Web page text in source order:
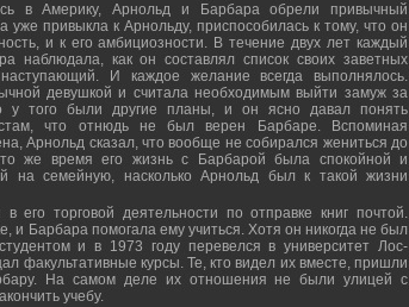
в Америку, Арнольд и Барбара обрели привычный
привыкла к Арнольду, приспособилась к тому, что он
и к его амбициозности. В течение двух лет каждый
наблюдала, как он составлял список своих заветных
И каждое желание всегда выполнялось.
девушкой и считала необходимым выйти замуж за
у того были другие планы, и он ясно давал понять
что отнюдь не был верен Барбаре. Вспоминая
Арнольд сказал, что вообще не собирался жениться до
же время его жизнь с Барбарой была спокойной и
на семейную, насколько Арнольд был к такой жизни
его торговой деятельности по отправке книг почтой.
Барбара помогала ему учиться. Хотя он никогда не был
и в 1973 году перевелся в университет Лос-
факультативные курсы. Те, кто видел их вместе, пришли
На самом деле их отношения не были улицей с
учебу.